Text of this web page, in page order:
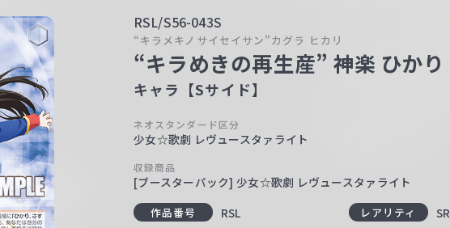
RSL/S56-043S
“キラメキノサイセイサン”カグラ ヒカリ
“キラめきの再生産” 神楽 ひかり
キャラ【Sサイド】
ネオスタンダード区分
少女☆歌劇 レヴュースタァライト
収録商品
[ブースターパック] 少女☆歌劇 レヴュースタァライト
作品番号 RSL レアリティ SR